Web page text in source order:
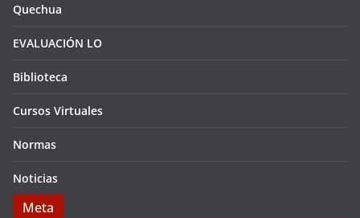
Quechua
EVALUACIÓN LO
Biblioteca
Cursos Virtuales
Normas
Noticias
Meta